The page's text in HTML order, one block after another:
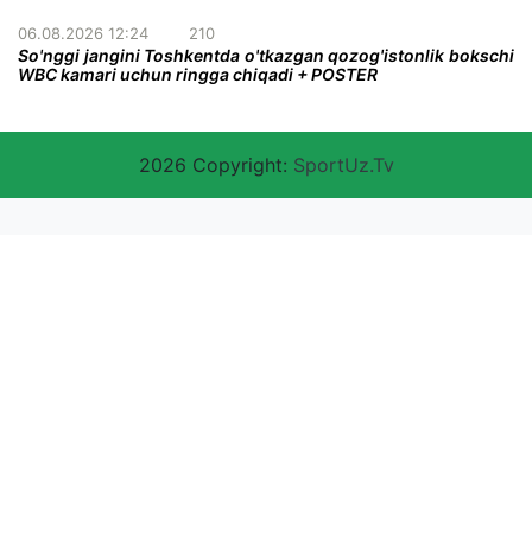
06.08.2026 12:24 210
So'nggi jangini Toshkentda o'tkazgan qozog'istonlik bokschi
WBC kamari uchun ringga chiqadi + POSTER
2026 Copyright: SportUz.Tv